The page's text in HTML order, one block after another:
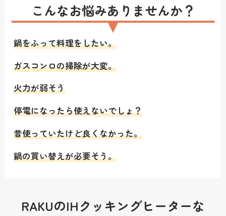
こんなお悩みありませんか？
鍋をふって料理をしたい。
ガスコンロの掃除が大変。
火力が弱そう
停電になったら使えないでしょ？
昔使っていたけど良くなかった。
鍋の買い替えが必要そう。
RAKUのIHクッキングヒーターな